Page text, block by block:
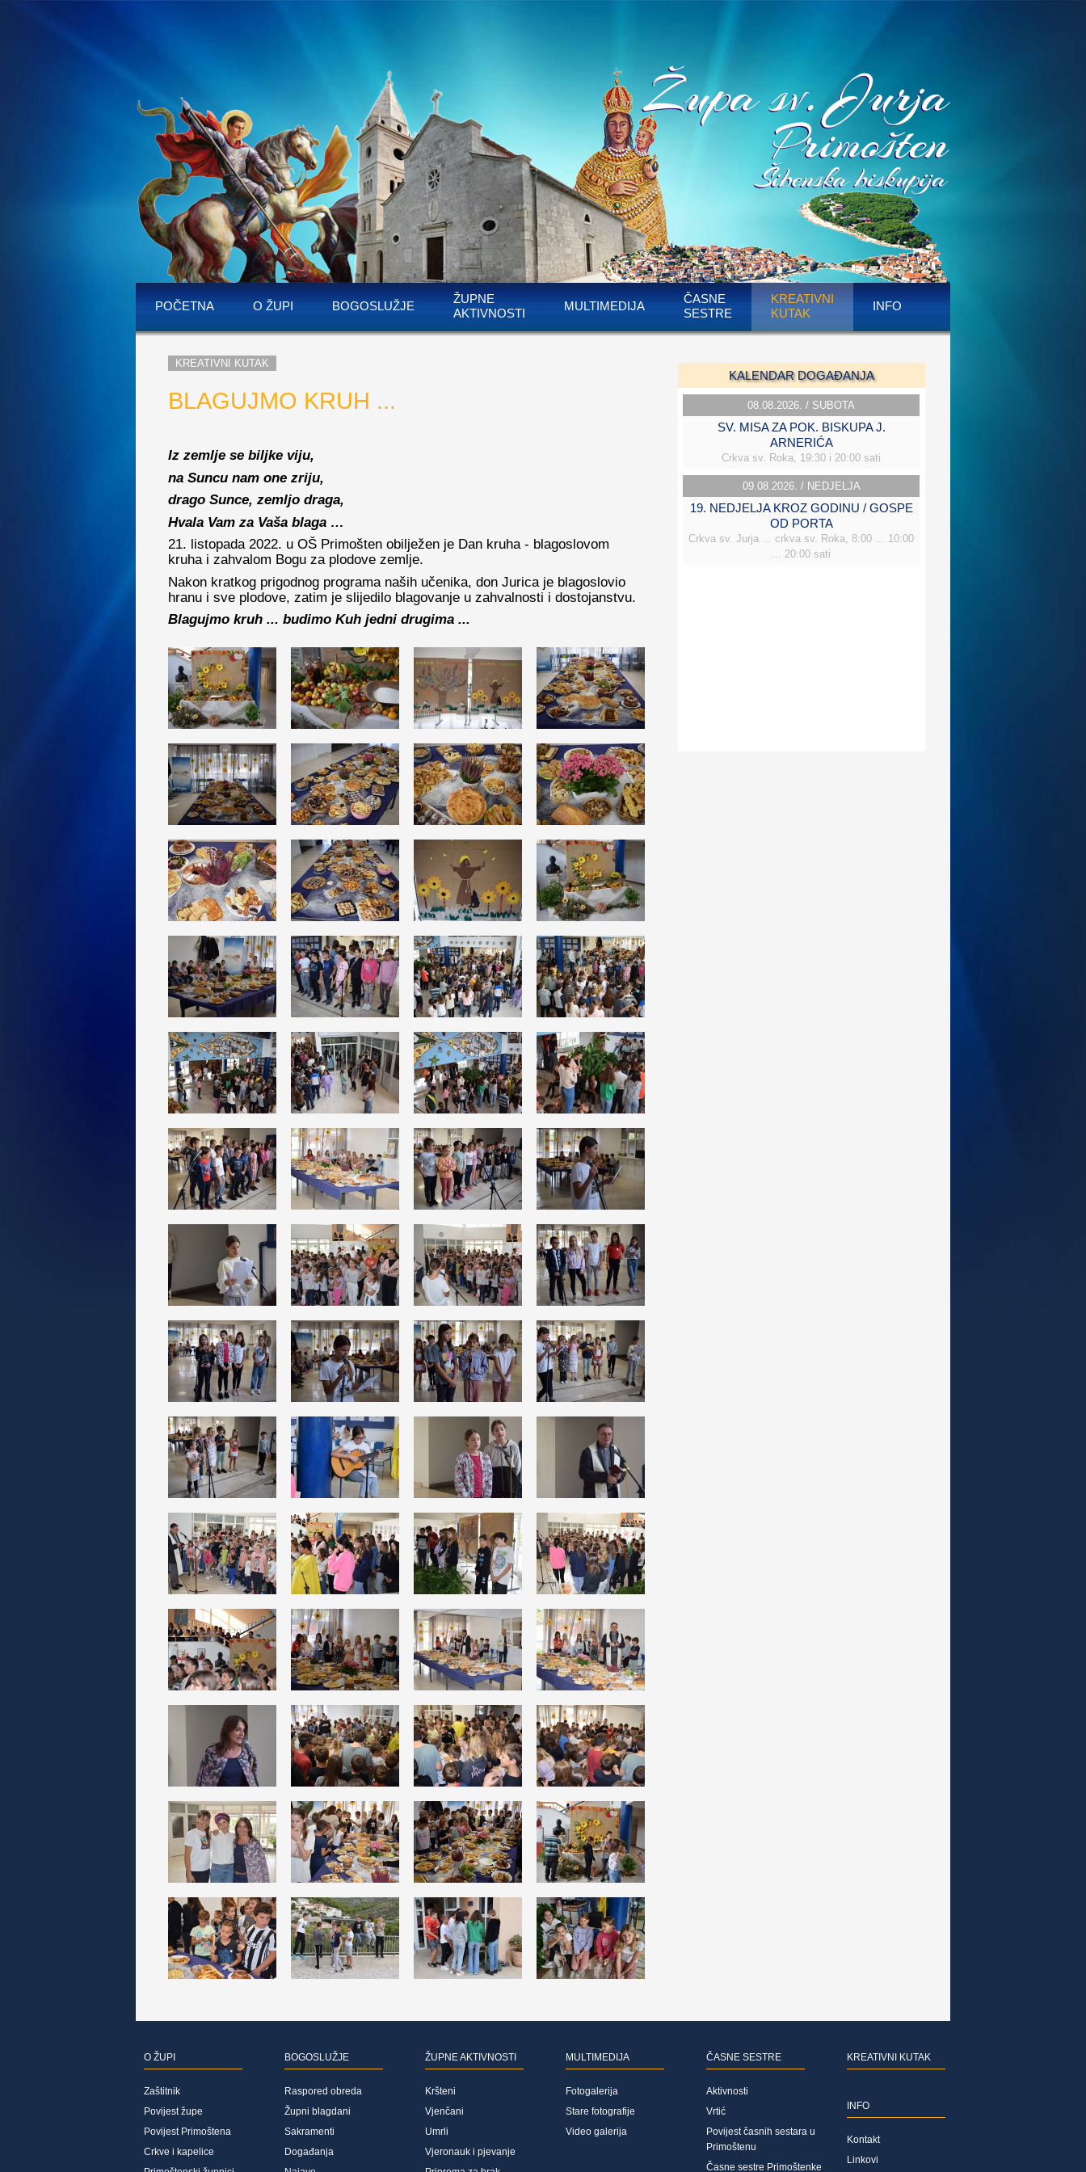
POČETNA O ŽUPI BOGOSLUŽJE
ŽUPNE
AKTIVNOSTI
MULTIMEDIJA
ČASNE
SESTRE
KREATIVNI
KUTAK
INFO
KREATIVNI KUTAK
BLAGUJMO KRUH ...
Iz zemlje se biljke viju,
na Suncu nam one zriju,
drago Sunce, zemljo draga,
Hvala Vam za Vaša blaga …
21. listopada 2022. u OŠ Primošten obilježen je Dan kruha - blagoslovom
kruha i zahvalom Bogu za plodove zemlje.
Nakon kratkog prigodnog programa naših učenika, don Jurica je blagoslovio
hranu i sve plodove, zatim je slijedilo blagovanje u zahvalnosti i dostojanstvu.
Blagujmo kruh ... budimo Kuh jedni drugima ...
KALENDAR DOGAĐANJA
08.08.2026. / SUBOTA
SV. MISA ZA POK. BISKUPA J.
ARNERIĆA
Crkva sv. Roka, 19:30 i 20:00 sati
09.08.2026. / NEDJELJA
19. NEDJELJA KROZ GODINU / GOSPE
OD PORTA
Crkva sv. Jurja ... crkva sv. Roka, 8:00 ... 10:00
... 20:00 sati
O ŽUPI
Zaštitnik
Povijest župe
Povijest Primoštena
Crkve i kapelice
BOGOSLUŽJE
Raspored obreda
Župni blagdani
Sakramenti
Događanja
ŽUPNE AKTIVNOSTI
Kršteni
Vjenčani
Umrli
Vjeronauk i pjevanje
MULTIMEDIJA
Fotogalerija
Stare fotografije
Video galerija
ČASNE SESTRE
Aktivnosti
Vrtić
Povijest časnih sestara u
Primoštenu
Časne sestre Primoštenke
KREATIVNI KUTAK
INFO
Kontakt
Linkovi